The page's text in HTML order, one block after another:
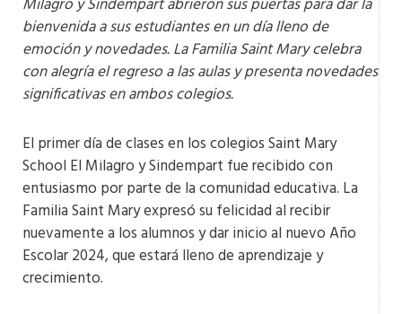
Milagro y Sindempart abrieron sus puertas para dar la
bienvenida a sus estudiantes en un día lleno de
emoción y novedades. La Familia Saint Mary celebra
con alegría el regreso a las aulas y presenta novedades
significativas en ambos colegios.
El primer día de clases en los colegios Saint Mary
School El Milagro y Sindempart fue recibido con
entusiasmo por parte de la comunidad educativa. La
Familia Saint Mary expresó su felicidad al recibir
nuevamente a los alumnos y dar inicio al nuevo Año
Escolar 2024, que estará lleno de aprendizaje y
crecimiento.